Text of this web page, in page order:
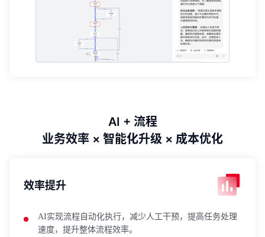
AI + 流程
业务效率 × 智能化升级 × 成本优化
效率提升
AI实现流程自动化执行，减少人工干预，提高任务处理
速度，提升整体流程效率。